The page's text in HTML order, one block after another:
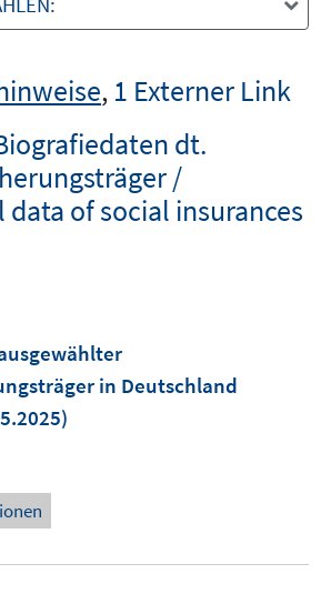
, 1 Externer Link
dt.
/
data of social insurances
in Deutschland